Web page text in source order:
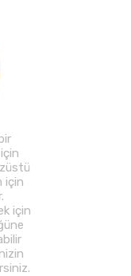
için
için